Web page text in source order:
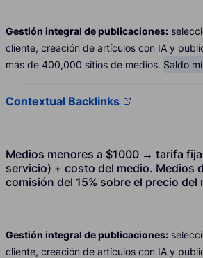
Gestión integral de publicaciones:
cliente, creación de artículos con IA y
más de 400,000 sitios de medios. Saldo
Contextual Backlinks
Medios menores a $1000 → tarifa
servicio) + costo del medio. Medios
comisión del 15% sobre el precio
Gestión integral de publicaciones:
cliente, creación de artículos con IA y